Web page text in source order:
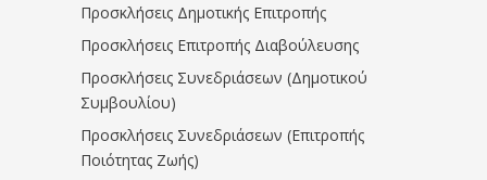
Προσκλήσεις Δημοτικής Επιτροπής
Προσκλήσεις Επιτροπής Διαβούλευσης
Προσκλήσεις Συνεδριάσεων (Δημοτικού
Συμβουλίου)
Προσκλήσεις Συνεδριάσεων (Επιτροπής
Ποιότητας Ζωής)